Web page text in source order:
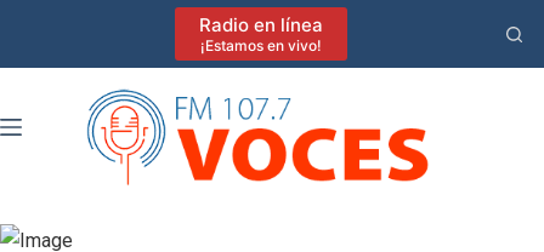
Radio en línea
¡Estamos en vivo!